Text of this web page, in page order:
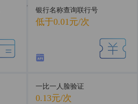
新品首发，抢先体验
银行名称查询联行号
低于0.01元/次
一比一人脸验证
0.13元/次